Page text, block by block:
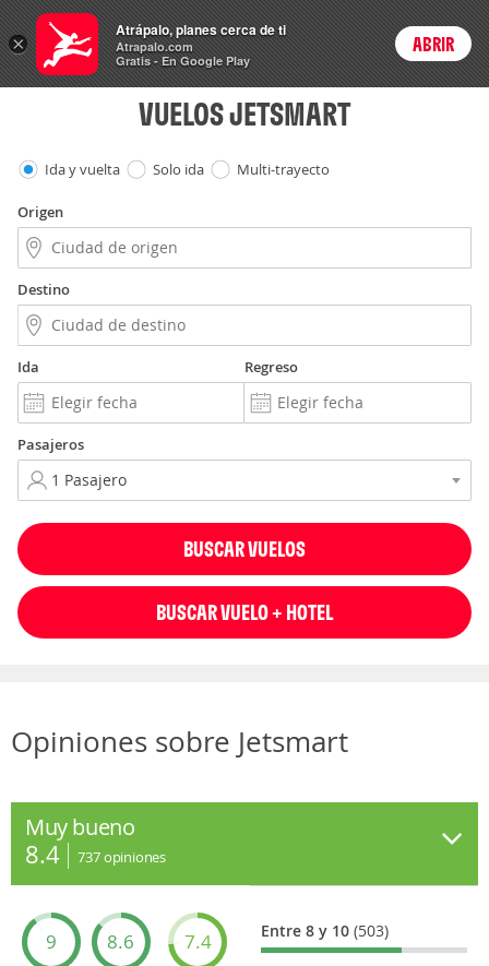
Vuelos Login
VUELOS JETSMART
Ida y vuelta Solo ida Multi-trayecto
Origen
Destino
Ida Regreso
Pasajeros
BUSCAR VUELOS
BUSCAR VUELO + HOTEL
Opiniones sobre Jetsmart
Muy bueno
8.4 737opiniones
9 8.6 7.4 Entre 8 y 10(503)
×
Atrápalo, planes cerca de ti
Atrapalo.com
Gratis - En Google Play
ABRIR